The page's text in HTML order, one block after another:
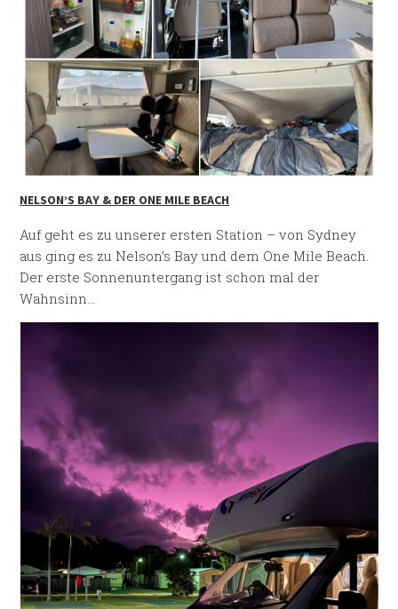
NELSON’S BAY & DER ONE MILE BEACH
Auf geht es zu unserer ersten Station – von Sydney
aus ging es zu Nelson’s Bay und dem One Mile Beach.
Der erste Sonnenuntergang ist schon mal der
Wahnsinn…